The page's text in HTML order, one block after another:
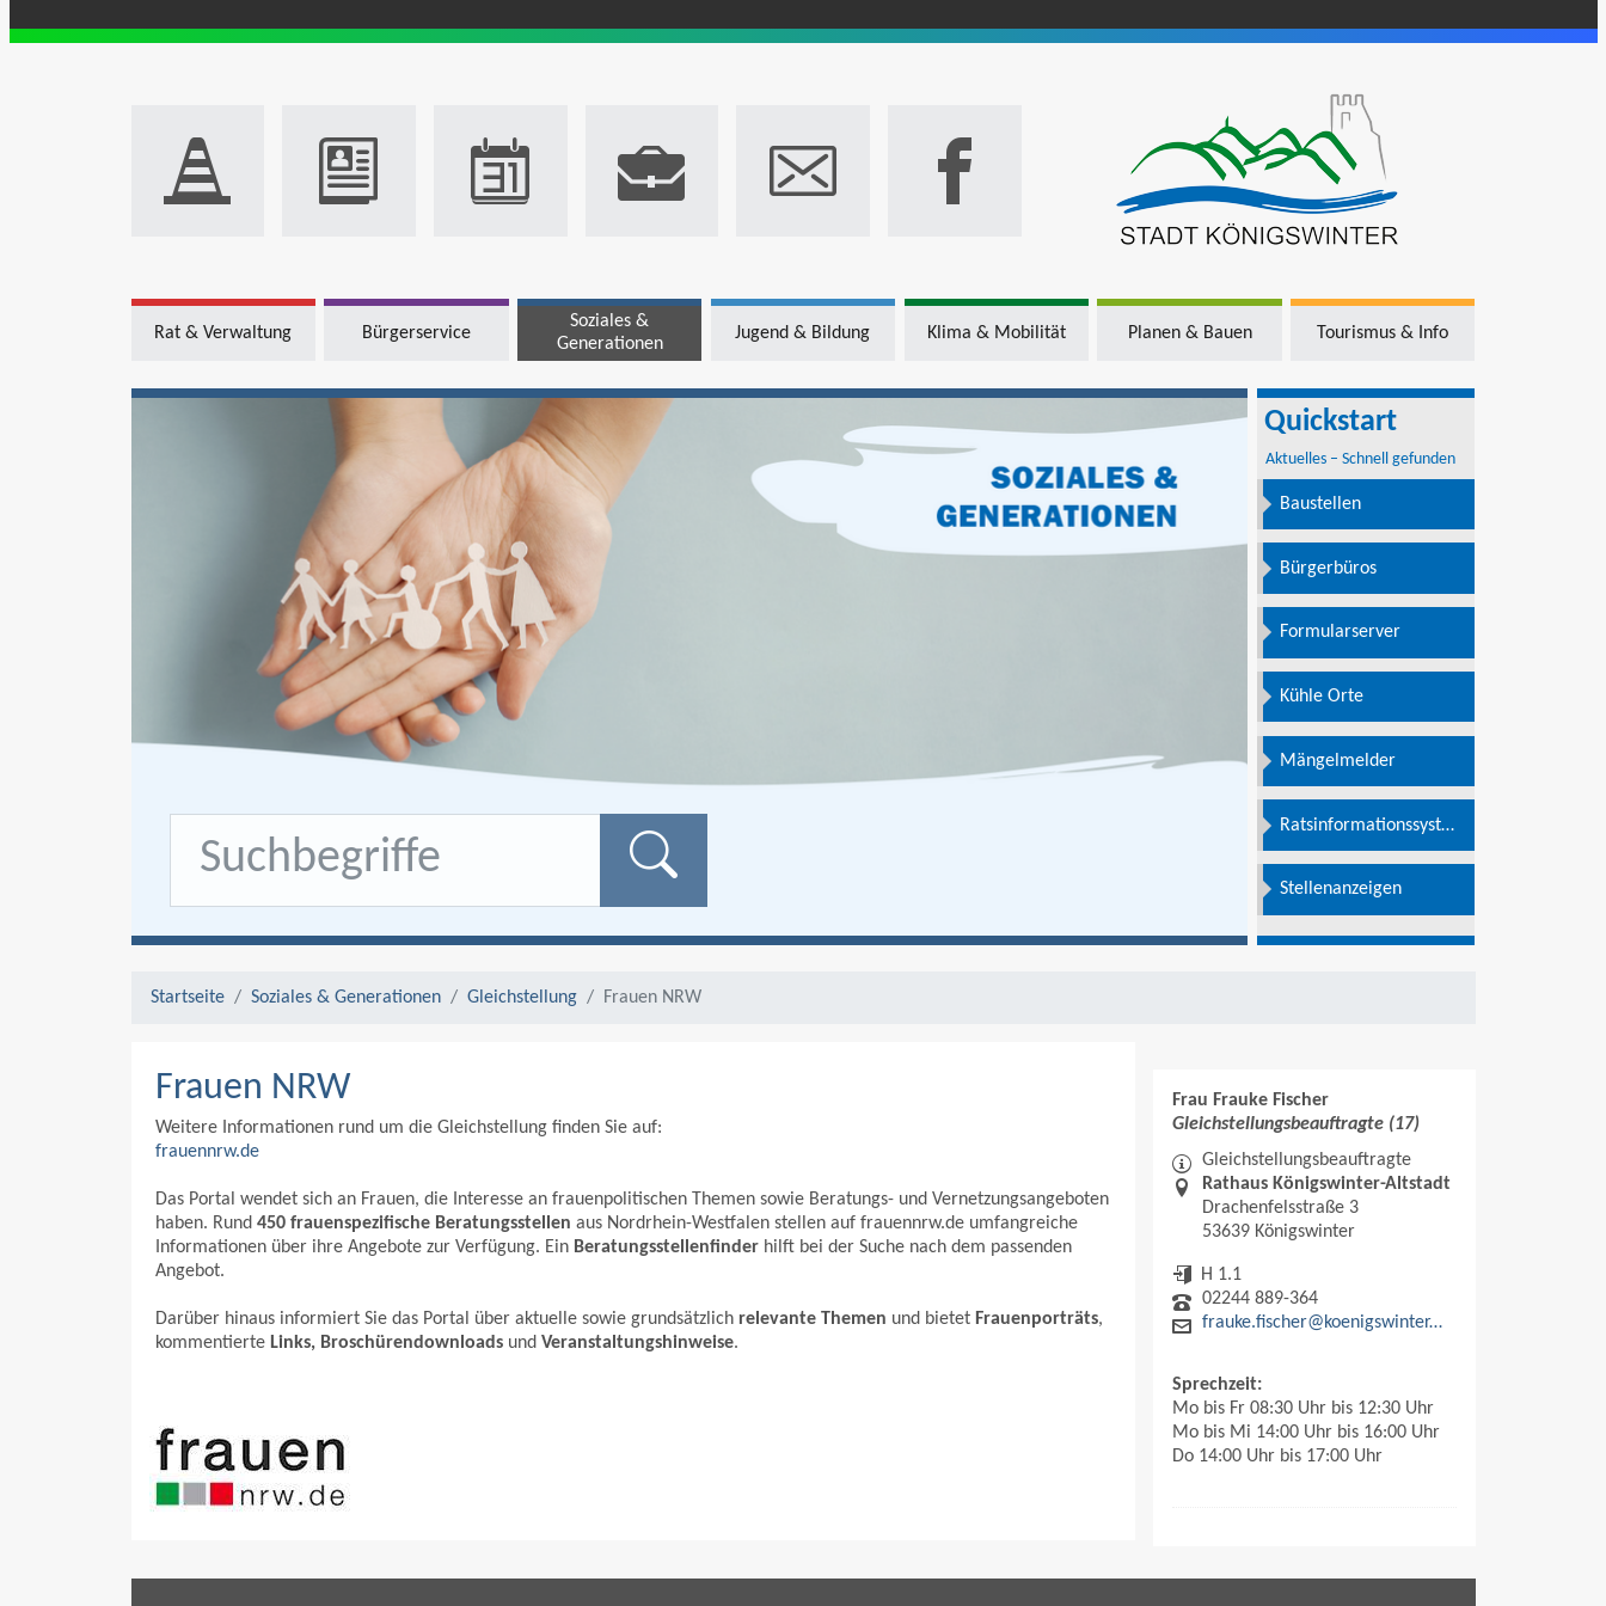
Rat & Verwaltung Bürgerservice
Soziales &
Generationen
Jugend & Bildung Klima & Mobilität Planen & Bauen Tourismus & Info
Formularschaltfläche
Quickstart
Aktuelles – Schnell gefunden
Baustellen
Bürgerbüros
Formularserver
Kühle Orte
Mängelmelder
Ratsinformationssystem
Stellenanzeigen
Startseite Soziales & Generationen Gleichstellung Frauen NRW
Frauen NRW
Weitere Informationen rund um die Gleichstellung finden Sie auf:
frauennrw.de
Das Portal wendet sich an Frauen, die Interesse an frauenpolitischen Themen sowie Beratungs- und Vernetzungsangeboten
haben. Rund 450 frauenspezifische Beratungsstellen aus Nordrhein-Westfalen stellen auf frauennrw.de umfangreiche
Informationen über ihre Angebote zur Verfügung. Ein Beratungsstellenfinder hilft bei der Suche nach dem passenden
Angebot.
Darüber hinaus informiert Sie das Portal über aktuelle sowie grundsätzlich relevante Themen und bietet Frauenporträts,
kommentierte Links, Broschürendownloadsund Veranstaltungshinweise.
Frau Frauke Fischer
Gleichstellungsbeauftragte (17)
Gleichstellungsbeauftragte
Rathaus Königswinter-Altstadt
Drachenfelsstraße 3
53639 Königswinter
H 1.1
02244 889-364
frauke.fischer@koenigswinter.de
Sprechzeit:
Mo bis Fr 08:30 Uhr bis 12:30 Uhr
Mo bis Mi 14:00 Uhr bis 16:00 Uhr
Do 14:00 Uhr bis 17:00 Uhr